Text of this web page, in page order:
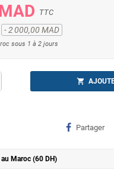
TTC
- 2 000,00 MAD
sous 1 à 2 jours
shopping_cart
Partager
Maroc (60 DH)